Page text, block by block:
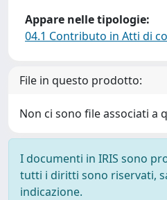
Appare nelle tipologie:
04.1 Contributo in Atti di
File in questo prodotto:
Non ci sono file associati a
I documenti in IRIS sono
tutti i diritti sono riservati,
indicazione.